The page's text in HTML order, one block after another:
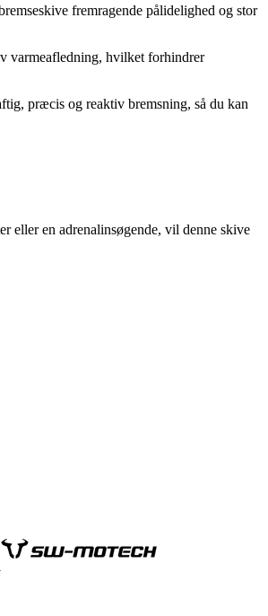
fremragende pålidelighed og stor
varmeafledning, hvilket forhindrer
præcis og reaktiv bremsning, så du kan
eller en adrenalinsøgende, vil denne skive